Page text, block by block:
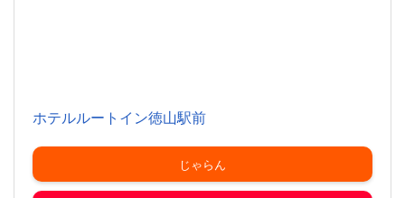
ホテルルートイン徳山駅前
じゃらん